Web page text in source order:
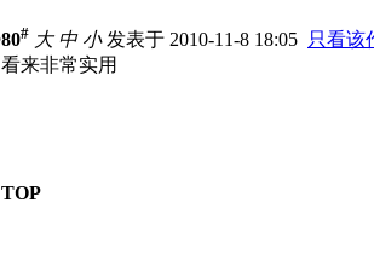
80# 大 中 小发表于 2010-11-8 18:05 只看该
看来非常实用
TOP